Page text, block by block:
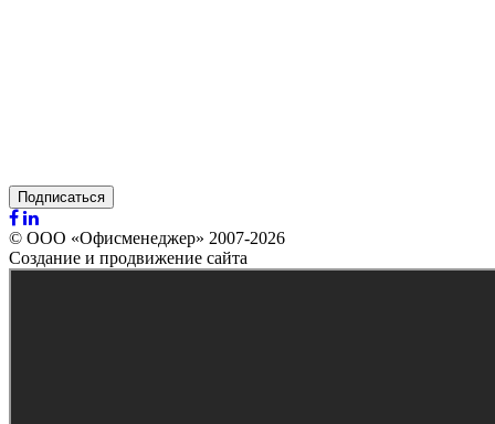
Подписаться
© ООО «Офисменеджер» 2007-2026
Создание и продвижение сайта